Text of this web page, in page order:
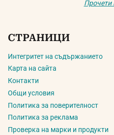
Прочети
СТРАНИЦИ
Интегритет на съдържанието
Карта на сайта
Контакти
Общи условия
Политика за поверителност
Политика за реклама
Проверка на марки и продукти